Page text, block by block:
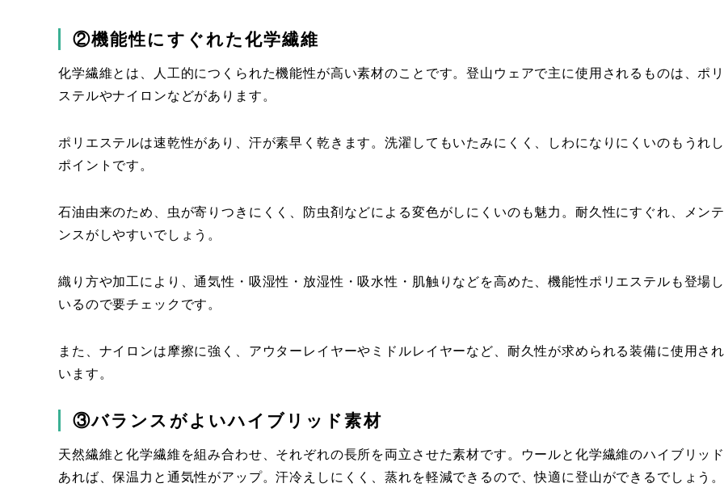
②機能性にすぐれた化学繊維
化学繊維とは、人工的につくられた機能性が高い素材のことです。登山ウェアで主に使用されるものは、ポ
ステルやナイロンなどがあります。
ポリエステルは速乾性があり、汗が素早く乾きます。洗濯してもいたみにくく、しわになりにくいのもうれ
ポイントです。
石油由来のため、虫が寄りつきにくく、防虫剤などによる変色がしにくいのも魅力。耐久性にすぐれ、メン
ンスがしやすいでしょう。
織り方や加工により、通気性・吸湿性・放湿性・吸水性・肌触りなどを高めた、機能性ポリエステルも登場
いるので要チェックです。
また、ナイロンは摩擦に強く、アウターレイヤーやミドルレイヤーなど、耐久性が求められる装備に使用さ
います。
③バランスがよいハイブリッド素材
天然繊維と化学繊維を組み合わせ、それぞれの長所を両立させた素材です。ウールと化学繊維のハイブリッ
あれば、保温力と通気性がアップ。汗冷えしにくく、蒸れを軽減できるので、快適に登山ができるでしょう